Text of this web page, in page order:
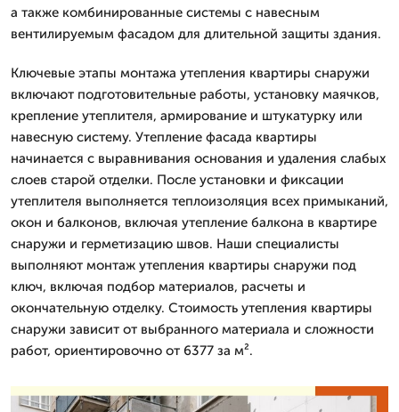
а также комбинированные системы с навесным
вентилируемым фасадом для длительной защиты здания.
Ключевые этапы монтажа утепления квартиры снаружи
включают подготовительные работы, установку маячков,
крепление утеплителя, армирование и штукатурку или
навесную систему. Утепление фасада квартиры
начинается с выравнивания основания и удаления слабых
слоев старой отделки. После установки и фиксации
утеплителя выполняется теплоизоляция всех примыканий,
окон и балконов, включая утепление балкона в квартире
снаружи и герметизацию швов. Наши специалисты
выполняют монтаж утепления квартиры снаружи под
ключ, включая подбор материалов, расчеты и
окончательную отделку. Стоимость утепления квартиры
снаружи зависит от выбранного материала и сложности
работ, ориентировочно от 6377 за м².